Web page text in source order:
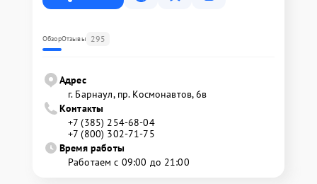
ОбзорОтзывы 295
Адрес
г. Барнаул, ​пр. Космонавтов, 6в
Контакты
+7 (385) 254-68-04
+7 (800) 302-71-75
Время работы
Работаем с 09:00 до 21:00